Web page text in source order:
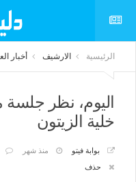
الرئيسية الارشيف أخبار
خلية الزيتون
بوابة فيتو منذ شهر
حذف